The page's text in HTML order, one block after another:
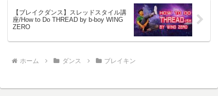
【ブレイクダンス】スレッドスタイル講
座/How to Do THREAD by b-boy WING
ZERO
ホーム ダンス ブレイキン